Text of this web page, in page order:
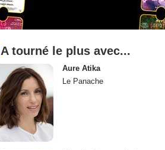
A tourné le plus avec...
Aure Atika
Le Panache